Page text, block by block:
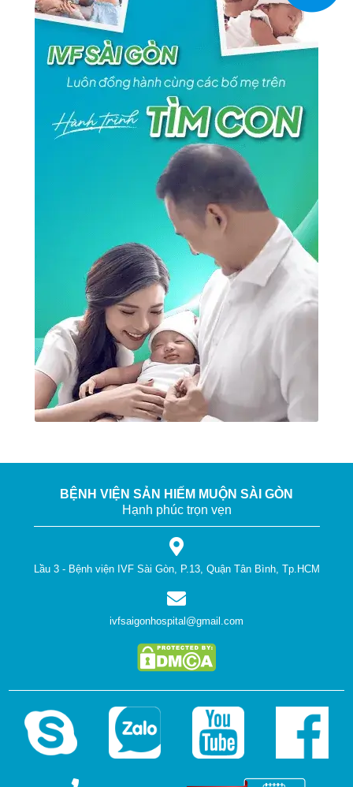
BỆNH VIỆN SẢN HIẾM MUỘN SÀI GÒN
Hạnh phúc trọn vẹn
Lầu 3 - Bệnh viện IVF Sài Gòn, P.13, Quận Tân Bình, Tp.HCM
ivfsaigonhospital@gmail.com